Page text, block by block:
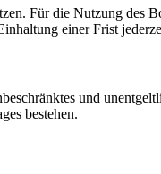
Für die Nutzung des
einer Frist
und
bestehen.